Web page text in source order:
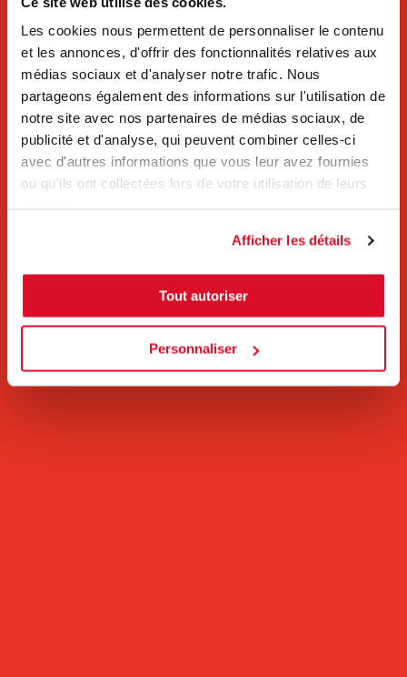
Les cookies nous permettent de personnaliser le contenu
et les annonces, d'offrir des fonctionnalités relatives aux
médias sociaux et d'analyser notre trafic. Nous
partageons également des informations sur l'utilisation de
notre site avec nos partenaires de médias sociaux, de
publicité et d'analyse, qui peuvent combiner celles-ci
avec d'autres informations que vous leur avez fournies
ou qu'ils ont collectées lors de votre utilisation de leurs
Afficher les détails
Tout autoriser
Personnaliser